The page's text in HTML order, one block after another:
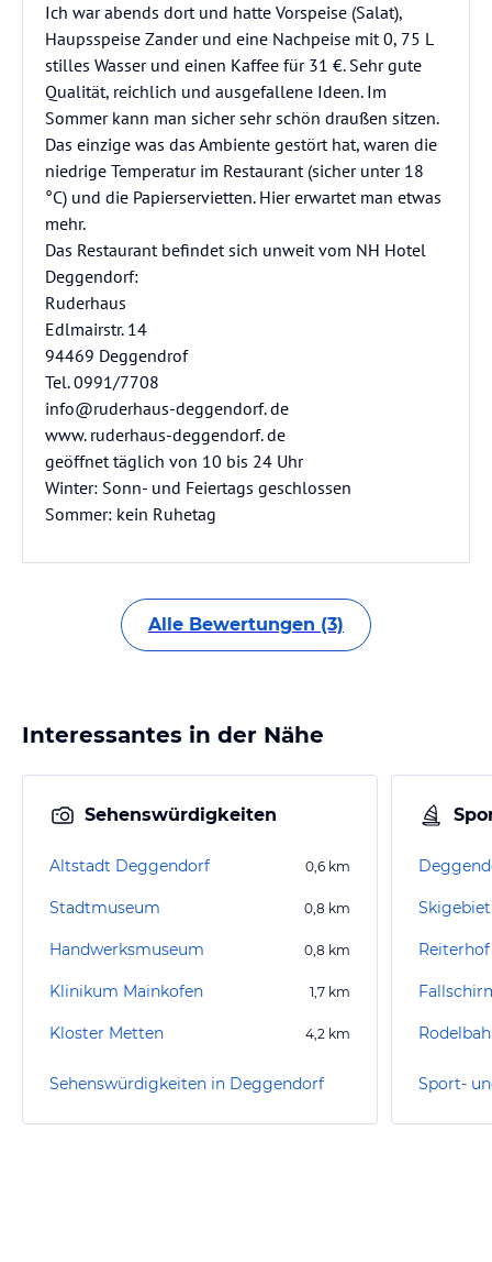
Ich war abends dort und hatte Vorspeise (Salat),
Haupsspeise Zander und eine Nachpeise mit 0, 75 L
stilles Wasser und einen Kaffee für 31 €. Sehr gute
Qualität, reichlich und ausgefallene Ideen. Im
Sommer kann man sicher sehr schön draußen sitzen.
Das einzige was das Ambiente gestört hat, waren die
niedrige Temperatur im Restaurant (sicher unter 18
°C) und die Papierservietten. Hier erwartet man etwas
mehr.
Das Restaurant befindet sich unweit vom NH Hotel
Deggendorf:
Ruderhaus
Edlmairstr. 14
94469 Deggendrof
Tel. 0991/7708
info@ruderhaus-deggendorf. de
www. ruderhaus-deggendorf. de
geöffnet täglich von 10 bis 24 Uhr
Winter: Sonn- und Feiertags geschlossen
Sommer: kein Ruhetag
Alle Bewertungen (3)
Interessantes in der Nähe
Sehenswürdigkeiten
Altstadt Deggendorf 0,6 km
Stadtmuseum 0,8 km
Handwerksmuseum 0,8 km
Klinikum Mainkofen 1,7 km
Kloster Metten 4,2 km
Sehenswürdigkeiten in Deggendorf